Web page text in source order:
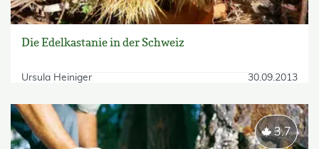
Die Edelkastanie in der Schweiz
Ursula Heiniger 30.09.2013
3.7